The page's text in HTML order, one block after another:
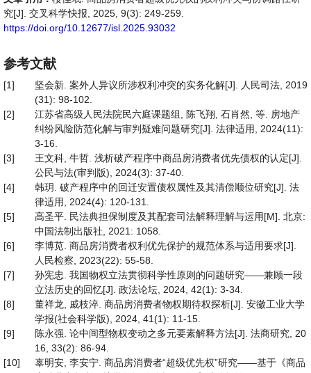
究[J]. 交叉科学快报, 2025, 9(3): 249-259.
https://doi.org/10.12677/isl.2025.93032
参考文献
[1]
坚会新. 案外人异议所涉权利冲突的实务化解[J]. 人民司法, 2019
(31): 98-102.
[2]
江苏省高级人民法院民六庭课题组, 陈飞翔, 石肖然, 等. 房地产
纠纷风险防范化解与审判疑难问题研究[J]. 法律适用, 2024(11):
3-16.
[3]
王文科, 牛哲. 浅析破产程序中商品房消费者优先债权的认定[J].
公民与法(审判版), 2024(3): 37-40.
[4]
韩玥. 破产程序中的回迁安置债权属性及其清偿顺位研究[J]. 法
律适用, 2024(4): 120-131.
[5]
高圣平. 民法典担保制度及其配套司法解释理解与运用[M]. 北京:
中国法制出版社, 2021: 1058.
[6]
李博苋. 商品房消费者权利优先保护的规范体系与适用要求[J].
人民检察, 2023(22): 55-58.
[7]
孙宪忠. 我国物权立法贯彻科学性原则的问题研究——兼顾一段
立法历史的回忆[J]. 政法论坛, 2024, 42(1): 3-34.
[8]
董祥龙, 戚枝淬. 商品房消费者物权期待权探析[J]. 安徽工业大学
学报(社会科学版), 2024, 41(1): 11-15.
[9]
陈永强. 论中间型物权变动之多元要素解释方法[J]. 法商研究, 20
16, 33(2): 86-94.
[10]
辜明安, 李安宁. 商品房消费者“超级优先权”研究——基于《商品